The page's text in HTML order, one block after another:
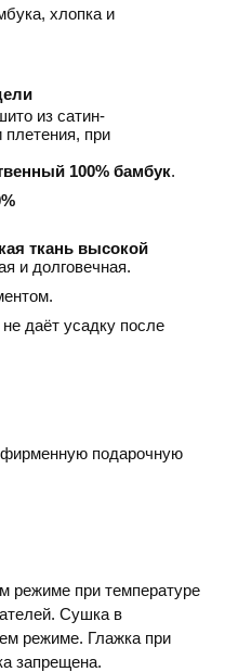
хлопка и
из сатин-
плетения, при
100% бамбук.
ткань высокой
и долговечная.
даёт усадку после
подарочную
режиме при температуре
Сушка в
режиме. Глажка при
запрещена.